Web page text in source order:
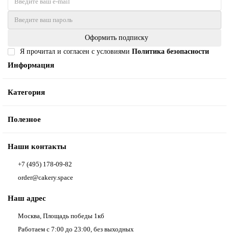
Оформить подписку
Я прочитал и согласен с условиями Политика безопасности
Информация
Категория
Полезное
Наши контакты
+7 (495) 178-09-82
order@cakery.space
Наш адрес
Москва, Площадь победы 1кб
Работаем с 7:00 до 23:00, без выходных